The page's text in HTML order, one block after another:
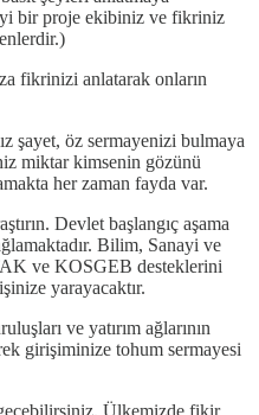
iyi bir proje ekibiniz ve fikriniz
fikrinizi anlatarak onların
şayet, öz sermayenizi bulmaya
miktar kimsenin gözünü
her zaman fayda var.
Devlet başlangıç aşama
Bilim, Sanayi ve
ve KOSGEB desteklerini
yarayacaktır.
ve yatırım ağlarının
girişiminize tohum sermayesi
Ülkemizde fikir